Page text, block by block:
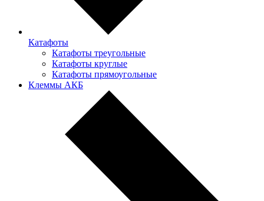
Катафоты
Катафоты треугольные
Катафоты круглые
Катафоты прямоугольные
Клеммы АКБ